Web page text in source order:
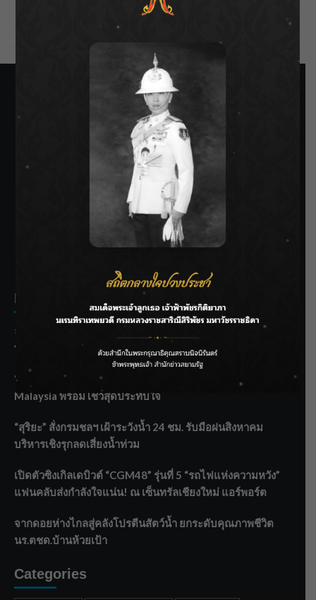
SIAMRATH VARIETY
Recent Posts
ลุยไม่หยุด!! กรมชลฯ เร่งเคลียร์ผักตบชวา-ติดตั้งเครื่องสูบน้ำ
ทั่วไทย
“BILLKIN” สร้างความภาคภูมิใจ คว้ารางวัลใหญ่ Weibo
Malaysia พร้อมโชว์สุดประทับใจ
“สุริยะ” สั่งกรมชลฯ เฝ้าระวังน้ำ 24 ชม. รับมือฝนสิงหาคม
บริหารเชิงรุกลดเสี่ยงน้ำท่วม
เปิดตัวซิงเกิลเดบิวต์ “CGM48” รุ่นที่ 5 “รถไฟแห่งความหวัง”
แฟนคลับส่งกำลังใจแน่น! ณ เซ็นทรัลเชียงใหม่ แอร์พอร์ต
จากดอยห่างไกลสู่คลังโปรตีนสัตว์น้ำ ยกระดับคุณภาพชีวิต
นร.ตชด.บ้านห้วยเป้า
Categories